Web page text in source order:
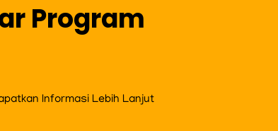
Program
Informasi Lebih Lanjut